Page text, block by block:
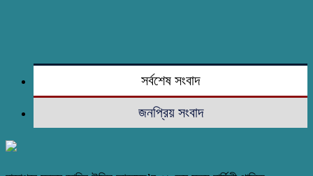
সর্বশেষ সংবাদ
জনপ্রিয় সংবাদ